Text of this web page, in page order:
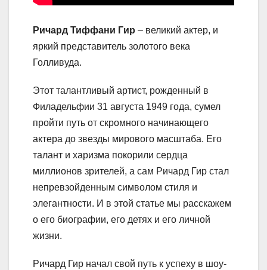
Ричард Тиффани Гир – великий актер, и
яркий представитель золотого века
Голливуда.
Этот талантливый артист, рожденный в
Филадельфии 31 августа 1949 года, сумел
пройти путь от скромного начинающего
актера до звезды мирового масштаба. Его
талант и харизма покорили сердца
миллионов зрителей, а сам Ричард Гир стал
непревзойденным символом стиля и
элегантности. И в этой статье мы расскажем
о его биографии, его детях и его личной
жизни.
Ричард Гир начал свой путь к успеху в шоу-